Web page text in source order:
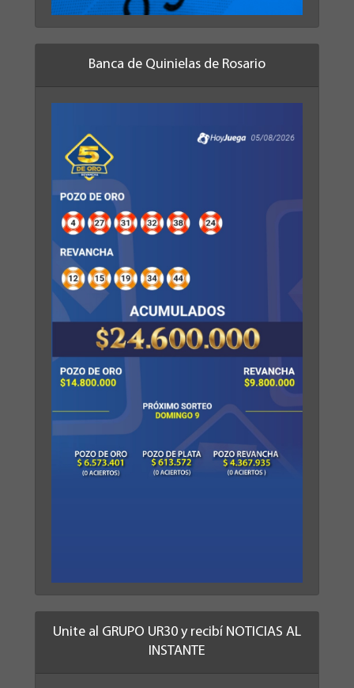
Banca de Quinielas de Rosario
Unite al GRUPO UR30 y recibí NOTICIAS AL
INSTANTE